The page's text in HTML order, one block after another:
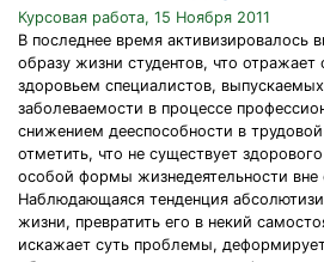
Курсовая работа, 15 Ноября 2011
В последнее время активизировалось
образу жизни студентов, что отражает
здоровьем специалистов,
заболеваемости в процессе
снижением дееспособности в
отметить, что не существует
особой формы жизнедеятельности
Наблюдающаяся тенденция
жизни, превратить его в некий
искажает суть проблемы,